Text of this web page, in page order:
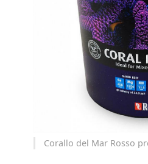
Corallo del Mar Rosso